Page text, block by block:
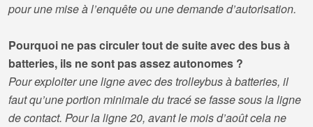
pour une mise à l’enquête ou une demande d’autorisation.
Pourquoi ne pas circuler tout de suite avec des bus à
batteries, ils ne sont pas assez autonomes ?
Pour exploiter une ligne avec des trolleybus à batteries, il
faut qu’une portion minimale du tracé se fasse sous la ligne
de contact. Pour la ligne 20, avant le mois d’août cela ne